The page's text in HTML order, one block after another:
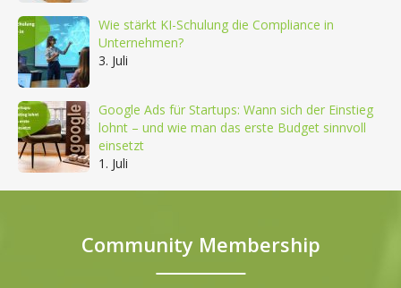
Wie stärkt KI-Schulung die Compliance in
Unternehmen?
3. Juli
Google Ads für Startups: Wann sich der Einstieg
lohnt – und wie man das erste Budget sinnvoll
einsetzt
1. Juli
Community Membership